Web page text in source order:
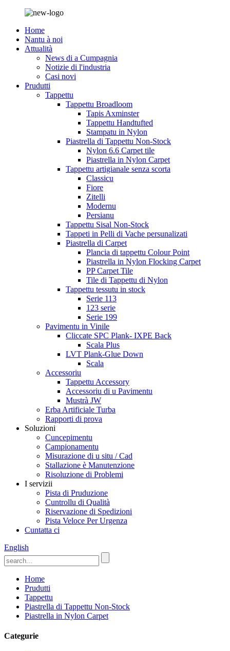
Home
Nantu à noi
Attualità
News di a Cumpagnia
Notizie di l'industria
Casi novi
Prudutti
Tappettu
Tappettu Broadloom
Tapis Axminster
Tappettu Handtufted
Stampatu in Nylon
Piastrella di Tappettu Non-Stock
Nylon 6.6 Carpet tile
Piastrella in Nylon Carpet
Tappettu artigianale senza scorta
Classicu
Fiore
Zitelli
Modernu
Persianu
Tappettu Sisal Non-Stock
Tappeti in Pelli di Vache persunalizati
Piastrella di Carpet
Plancia di tappettu Colour Point
Piastrella in Nylon Flocking Carpet
PP Carpet Tile
Tile di Tappettu di Nylon
Tappettu tessutu in stock
Serie 113
123 serie
Serie 199
Pavimentu in Vinile
Cliccate SPC Plank- IXPE Back
Scala Plus
LVT Plank-Glue Down
Scala
Accessoriu
Tappettu Accessory
Accessoriu di u Pavimentu
Mustrà JW
Erba Artificiale Turba
Rapporti di prova
Soluzioni
Cuncepimentu
Campionamentu
Misurazione di u situ / Cad
Stallazione è Manutenzione
Risoluzione di Problemi
I servizii
Pista di Pruduzione
Cuntrollu di Qualità
Riservazione di Spedizioni
Pista Veloce Per Urgenza
Cuntatta ci
English
Home
Prudutti
Tappettu
Piastrella di Tappettu Non-Stock
Piastrella in Nylon Carpet
Categurie